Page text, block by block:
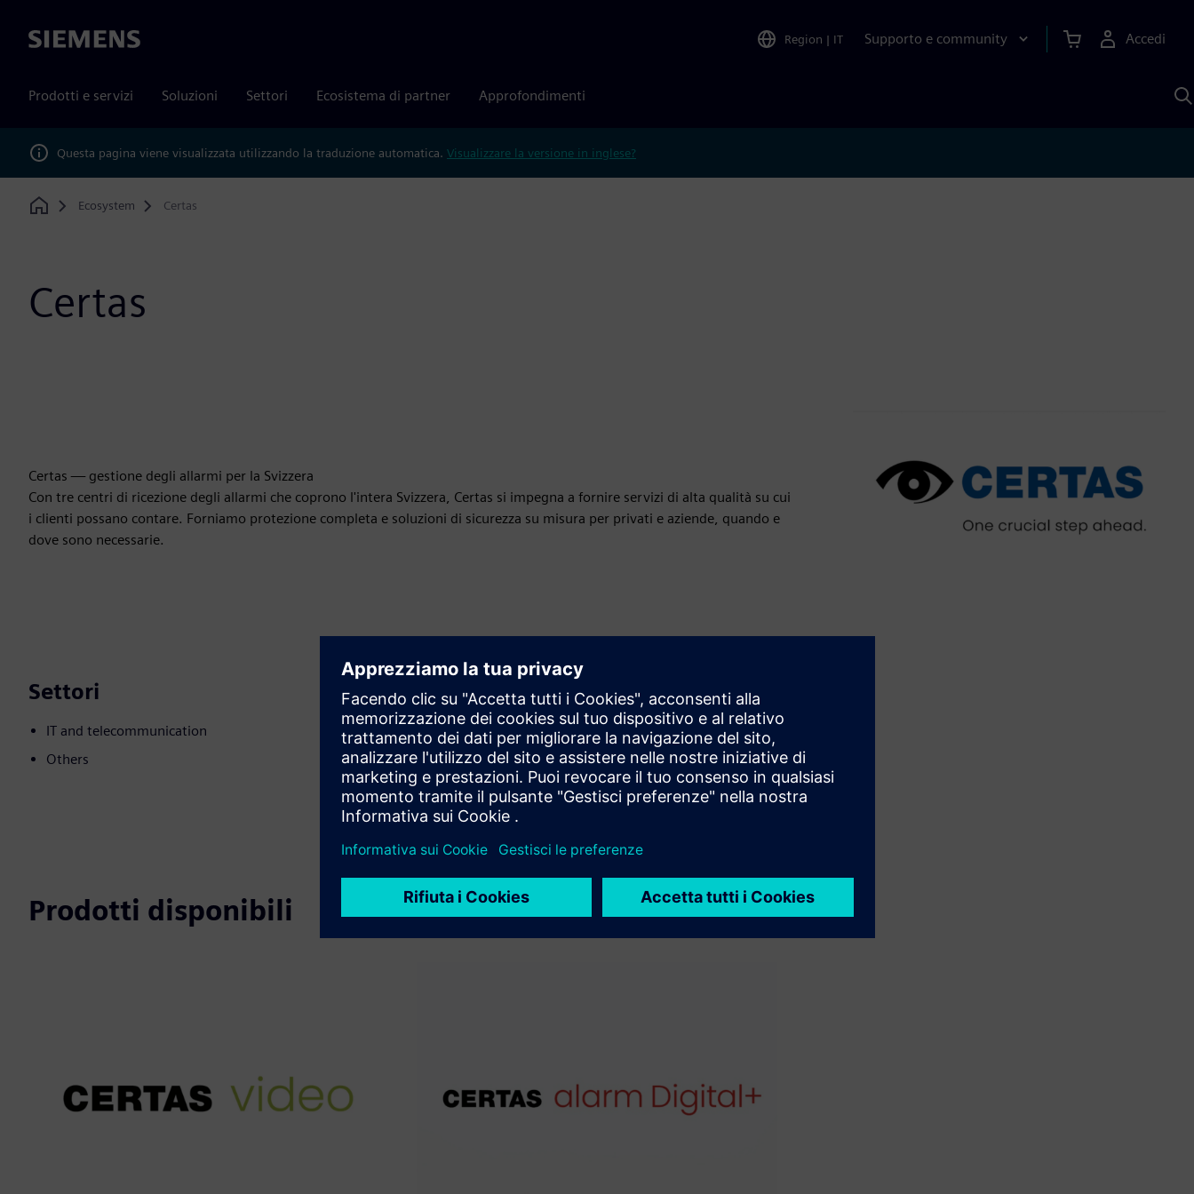
Siemens Region | IT Supporto e community Accedi
Prodotti e servizi Soluzioni Settori Ecosistema di partner Approfondimenti
Questa pagina viene visualizzata utilizzando la traduzione automatica. Visualizzare la versione in inglese?
Home
Ecosystem Certas
Certas
Certas — gestione degli allarmi per la Svizzera
Con tre centri di ricezione degli allarmi che coprono l'intera Svizzera, Certas si impegna a fornire servizi di alta qualità su cui
i clienti possano contare. Forniamo protezione completa e soluzioni di sicurezza su misura per privati e aziende, quando e
dove sono necessarie.
Settori
IT and telecommunication
Others
Movimento
Service
Fornisce un servizio per un prodotto/una soluzione
Siemens Xcelerator che aiuta il cliente a implementarlo,
integrarlo, gestirlo o mantenerlo
Prodotti disponibili